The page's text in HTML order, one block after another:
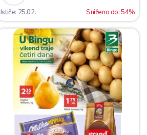
Ističe: 25.02. Sniženo do: 54%